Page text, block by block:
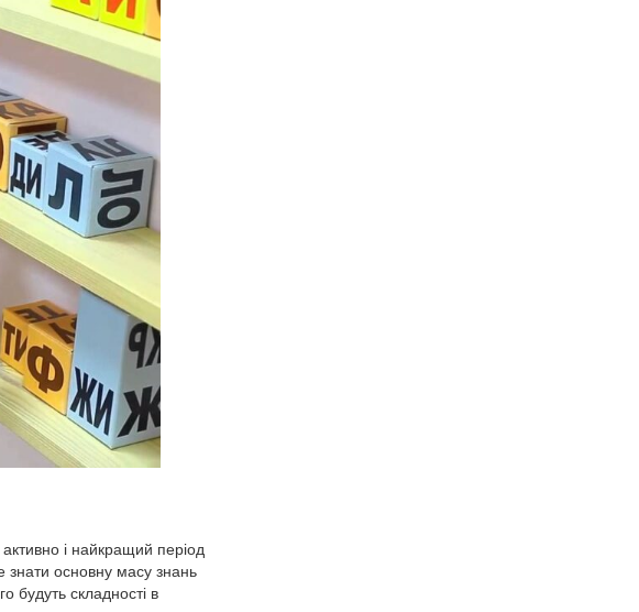
і найкращий період
основну масу знань
будуть складності в